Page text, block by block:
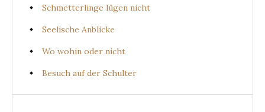
Schmetterlinge lügen nicht
Seelische Anblicke
Wo wohin oder nicht
Besuch auf der Schulter